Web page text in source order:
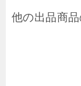
他の出品商